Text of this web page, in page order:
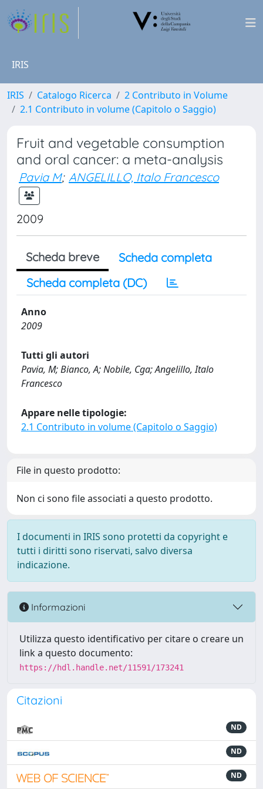
IRIS
IRIS Catalogo Ricerca
2 Contributo in Volume
2.1 Contributo in volume (Capitolo o Saggio)
Fruit and vegetable consumption
and oral cancer: a meta-analysis
Pavia M; ANGELILLO, Italo Francesco
2009
Scheda breve
Scheda completa
Scheda completa (DC)
Anno
2009
Tutti gli autori
Pavia, M; Bianco, A; Nobile, Cga; Angelillo, Italo
Francesco
Appare nelle tipologie:
2.1 Contributo in volume (Capitolo o Saggio)
File in questo prodotto:
Non ci sono file associati a questo prodotto.
I documenti in IRIS sono protetti da copyright e
tutti i diritti sono riservati, salvo diversa
indicazione.
Informazioni
Utilizza questo identificativo per citare o creare un
link a questo documento:
https://hdl.handle.net/11591/173241
Citazioni
ND
ND
ND